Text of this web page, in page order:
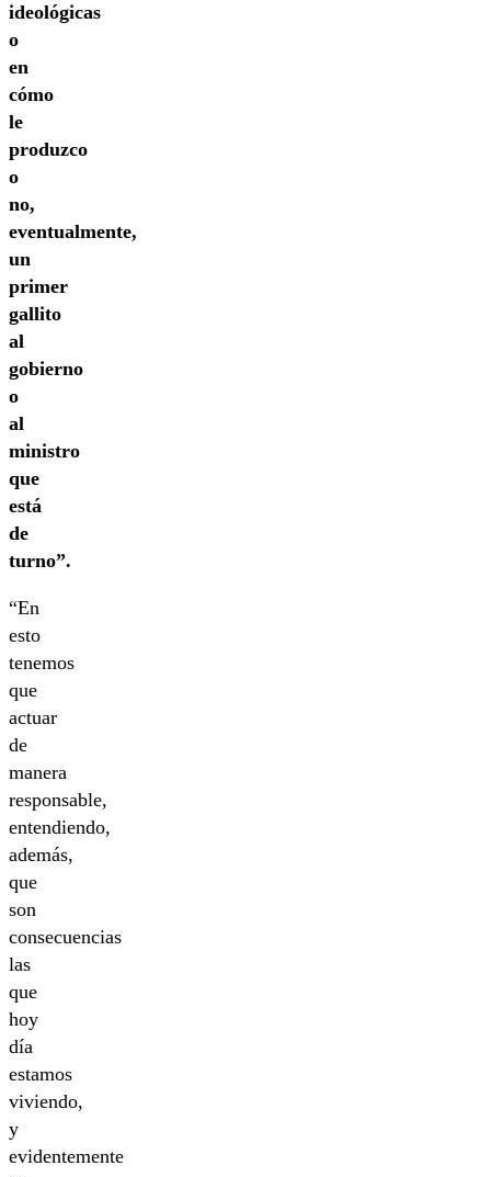
ideológicas
o
en
cómo
le
produzco
o
no,
eventualmente,
un
primer
gallito
al
gobierno
o
al
ministro
que
está
de
turno”.
“En
esto
tenemos
que
actuar
de
manera
responsable,
entendiendo,
además,
que
son
consecuencias
las
que
hoy
día
estamos
viviendo,
y
evidentemente